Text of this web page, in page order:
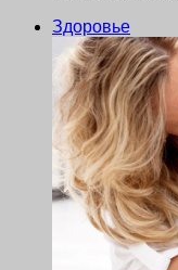
Здоровье